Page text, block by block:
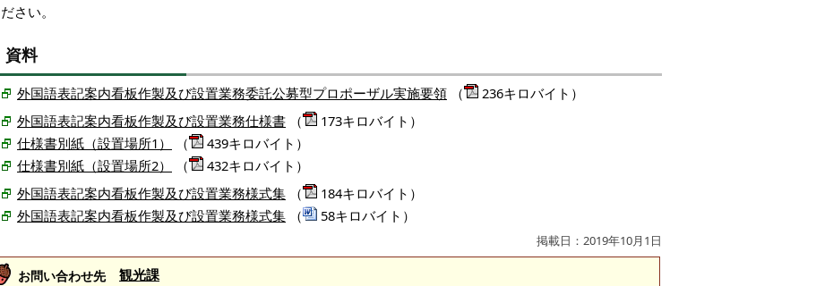
ださい。
資料
外国語表記案内看板作製及び設置業務委託公募型プロポーザル実施要領 （
236キロバイト）
外国語表記案内看板作製及び設置業務仕様書 （
173キロバイト）
仕様書別紙（設置場所1）
（
439キロバイト）
仕様書別紙（設置場所2）
（
432キロバイト）
外国語表記案内看板作製及び設置業務様式集 （
184キロバイト）
外国語表記案内看板作製及び設置業務様式集 （ 58キロバイト）
掲載日：2019年10月1日
お問い合わせ先 観光課